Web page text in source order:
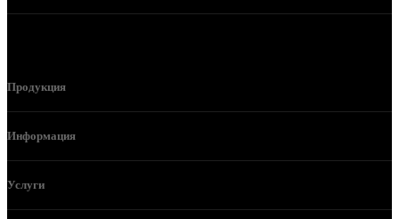
Продукция
Информация
Услуги